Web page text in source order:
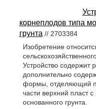
корнеплодов типа
грунта // 2703384
Изобретение
Устройство содержит
дополнительно
формы, отделяющий
части верхний пласт
основанного грунта.